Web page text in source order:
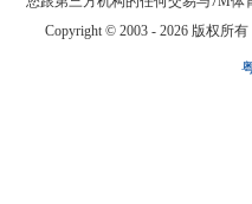
Copyright © 2003 - 2026 版权所有